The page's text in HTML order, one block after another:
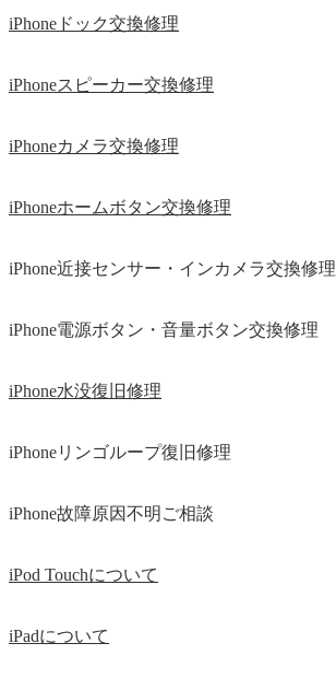
iPhoneドック交換修理
iPhoneスピーカー交換修理
iPhoneカメラ交換修理
iPhoneホームボタン交換修理
iPhone近接センサー・インカメラ交換修理
iPhone電源ボタン・音量ボタン交換修理
iPhone水没復旧修理
iPhoneリンゴループ復旧修理
iPhone故障原因不明ご相談
iPod Touchについて
iPadについて